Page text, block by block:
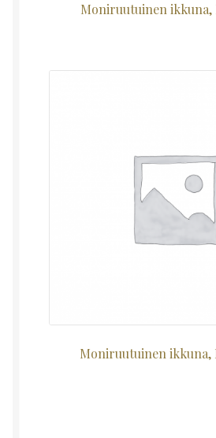
Moniruutuinen ikkuna,
Moniruutuinen ikkuna,